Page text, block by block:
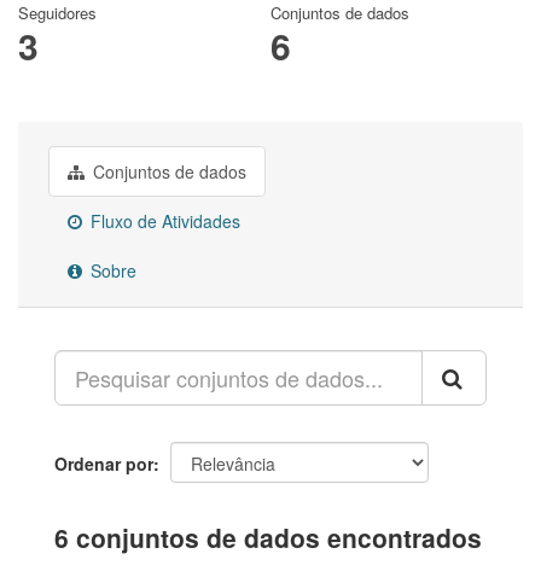
Seguidores
3
Conjuntos de dados
6
Conjuntos de dados
Fluxo de Atividades
Sobre
Ordenar por
6 conjuntos de dados encontrados